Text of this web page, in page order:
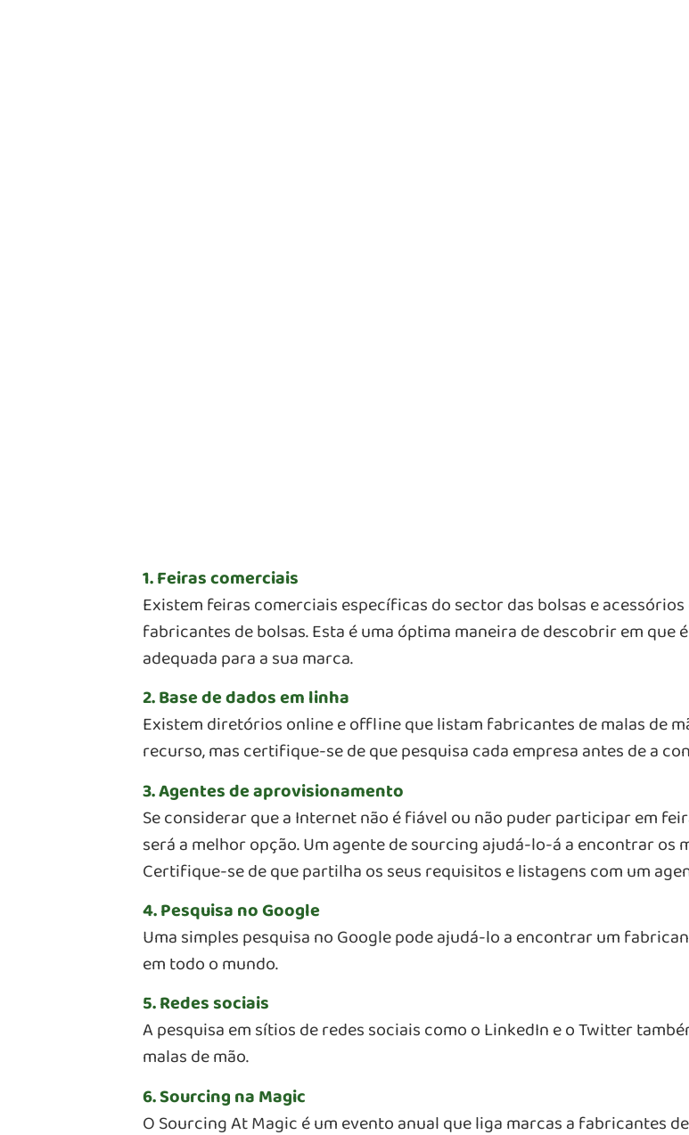
1. Feiras comerciais
Existem feiras comerciais específicas do sector das bolsas e
fabricantes de bolsas. Esta é uma óptima maneira de descobrir em que
adequada para a sua marca.
2. Base de dados em linha
Existem diretórios online e offline que listam fabricantes de malas de
recurso, mas certifique-se de que pesquisa cada empresa antes de a
3. Agentes de aprovisionamento
Se considerar que a Internet não é fiável ou não puder participar em
será a melhor opção. Um agente de sourcing ajudá-lo-á a encontrar os
Certifique-se de que partilha os seus requisitos e listagens com um
4. Pesquisa no Google
Uma simples pesquisa no Google pode ajudá-lo a encontrar um
em todo o mundo.
5. Redes sociais
A pesquisa em sítios de redes sociais como o LinkedIn e o Twitter
malas de mão.
6. Sourcing na Magic
O Sourcing At Magic é um evento anual que liga marcas a fabricantes